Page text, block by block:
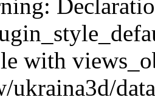
with
ukraina3d/